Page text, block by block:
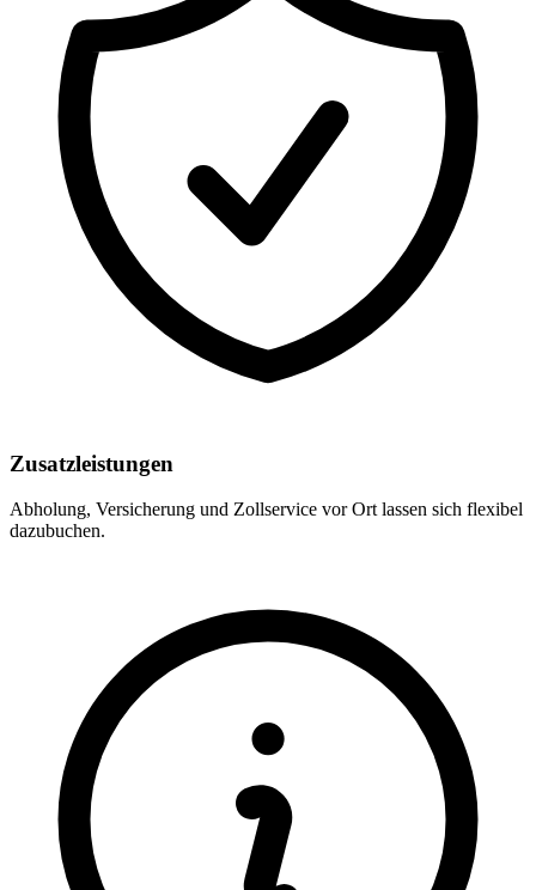
Zusatzleistungen
Abholung, Versicherung und Zollservice vor Ort lassen sich flexibel
dazubuchen.